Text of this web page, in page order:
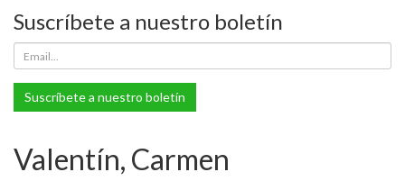
Suscríbete a nuestro boletín
Suscríbete a nuestro boletín
Valentín, Carmen